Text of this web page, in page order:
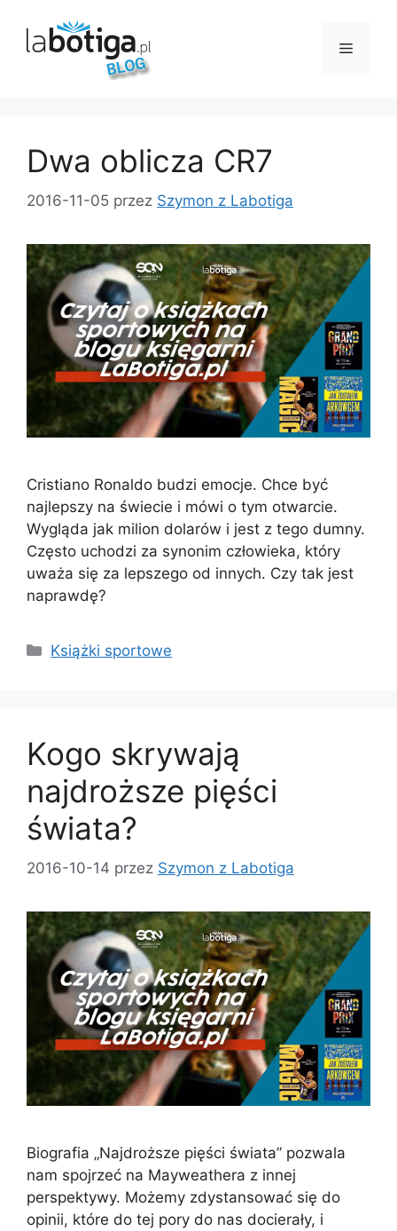
treści
Menu
Dwa oblicza CR7
2016-11-05 przez Szymon z Labotiga
Cristiano Ronaldo budzi emocje. Chce być
najlepszy na świecie i mówi o tym otwarcie.
Wygląda jak milion dolarów i jest z tego dumny.
Często uchodzi za synonim człowieka, który
uważa się za lepszego od innych. Czy tak jest
naprawdę?
Kategorie
Książki sportowe
Kogo skrywają
najdroższe pięści
świata?
2016-10-14 przez Szymon z Labotiga
Biografia „Najdroższe pięści świata” pozwala
nam spojrzeć na Mayweathera z innej
perspektywy. Możemy zdystansować się do
opinii, które do tej pory do nas docierały, i